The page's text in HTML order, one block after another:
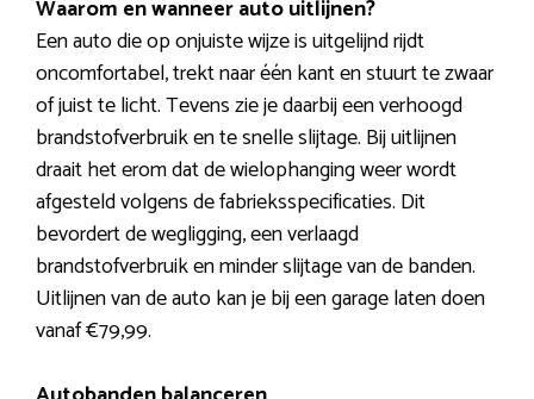
Waarom en wanneer auto uitlijnen?
Een auto die op onjuiste wijze is uitgelijnd rijdt
oncomfortabel, trekt naar één kant en stuurt te zwaar
of juist te licht. Tevens zie je daarbij een verhoogd
brandstofverbruik en te snelle slijtage. Bij uitlijnen
draait het erom dat de wielophanging weer wordt
afgesteld volgens de fabrieksspecificaties. Dit
bevordert de wegligging, een verlaagd
brandstofverbruik en minder slijtage van de banden.
Uitlijnen van de auto kan je bij een garage laten doen
vanaf €79,99.